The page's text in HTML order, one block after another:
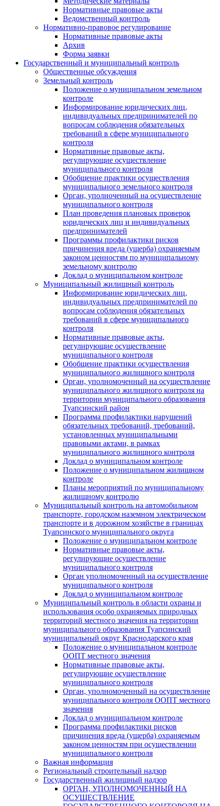
Нормативные правовые акты
Ведомственный контроль
Нормативно-правовое регулирование
Нормативные правовые акты
Архив
Форма заявки
Государственный и муниципальный контроль
Общественные обсуждения
Земельный контроль
Положение о муниципальном земельном
контроле
Информирование юридических лиц,
индивидуальных предпринимателей по
вопросам соблюдения обязательных
требований в сфере муниципального
контроля
Нормативные правовые акты,
регулирующие осуществление
муниципального контроля
Обобщение практики осуществления
муниципального земельного контроля
Орган, уполноченный на осуществление
муниципального контроля
План проведения плановых проверок
юридических лиц и индивидуальных
предпринимателей
Программы профилактики рисков
причинения вреда (ущерба) охраняемым
законом ценностям по муниципальному
земельному контролю
Доклад о муниципальном контроле
Муниципальный жилищный контроль
Информирование юридических лиц,
индивидуальных предпринимателей по
вопросам соблюдения обязательных
требований в сфере муниципального
контроля
Нормативные правовые акты,
регулирующие осуществление
муниципального контроля
Обобщение практики осуществления
муниципального жилищного контроля
Орган, уполномоченный на осуществление
муниципального жилищного контроля на
территории муниципального образования
Туапсинский район
Программа профилактики нарушений
обязательных требований, требований,
установленных муниципальными
правовыми актами, в рамках
муниципального жилищного контроля
Доклад о муниципальном контроле
Положение о муниципальном жилищном
контроле
Планы мероприятий по муниципальному
жилищному контролю
Муниципальный контроль на автомобильном
транспорте, городском наземном электрическом
транспорте и в дорожном хозяйстве в границах
Туапсинского муниципального округа
Положение о муниципальном контроле
Нормативные правовые акты,
регулирующие осуществление
муниципального контроля
Орган уполномоченный на осуществление
муниципального контроля
Доклад о муниципальном контроле
Муниципальный контроль в области охраны и
использования особо охраняемых природных
территорий местного значения на территории
муниципального образования Туапсинский
муниципальный округ Краснодарского края
Положение о муниципальном контроле
ООПТ местного значения
Нормативные правовые акты,
регулирующие осуществление
муниципального контроля
Орган, уполномоченный на осуществление
муниципального контроля ООПТ местного
значения
Доклад о муниципальном контроле
Программа профилактики рисков
причинения вреда (ущерба) охраняемым
законом ценностям при осуществлении
муниципального контроля
Важная информация
Региональный строительный надзор
Государственный жилищный надзор
ОРГАН, УПОЛНОМОЧЕННЫЙ НА
ОСУЩЕСТВЛЕНИЕ